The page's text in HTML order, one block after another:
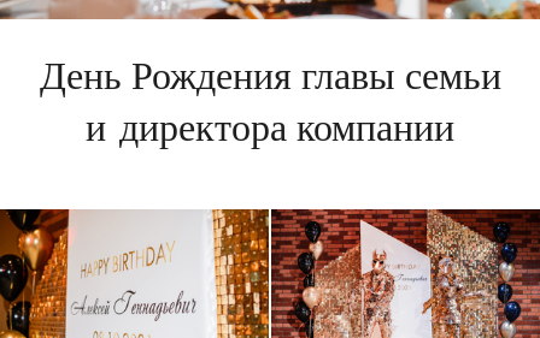
День Рождения главы семьи
и директора компании